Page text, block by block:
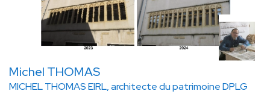
Michel THOMAS
MICHEL THOMAS EIRL, architecte du patrimoine DPLG